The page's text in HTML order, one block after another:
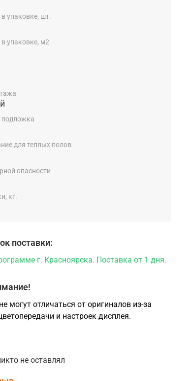
упаковке, шт.
упаковке, м2
подложка
для теплых полов
опасности
кг.
поставки:
г. Красноярска. Поставка от 1 дня.
могут отличаться от оригиналов из-за
и настроек дисплея.
не оставлял